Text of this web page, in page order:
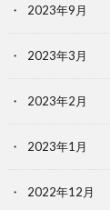
2023年9月
2023年3月
2023年2月
2023年1月
2022年12月